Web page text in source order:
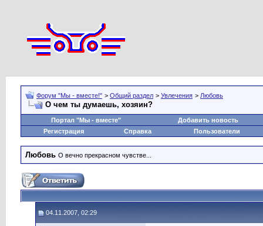
Форум "Мы - вместе!" > Общий раздел > Увлечения > Любовь
О чем ты думаешь, хозяин?
Портал "Мы - вместе"
Добавить новость
Регистрация
Справка Пользователи
Любовь О вечно прекрасном чувстве...
04.11.2007, 02:29